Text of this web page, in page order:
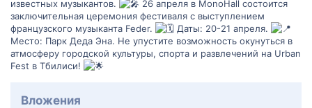
известных музыкантов.
26 апреля в MonoHall состоится
заключительная церемония фестиваля с выступлением
французского музыканта Feder.
Даты: 20-21 апреля.
Место: Парк Деда Эна. Не упустите возможность окунуться в
атмосферу городской культуры, спорта и развлечений на Urban
Fest в Тбилиси!
Вложения